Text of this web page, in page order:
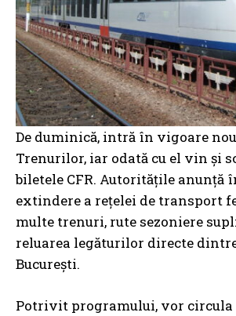
De duminică, intră în vigoare
Trenurilor, iar odată cu el vin și
biletele CFR. Autoritățile anunță
extindere a rețelei de transport
multe trenuri, rute sezoniere
reluarea legăturilor directe
București.
Potrivit programului, vor